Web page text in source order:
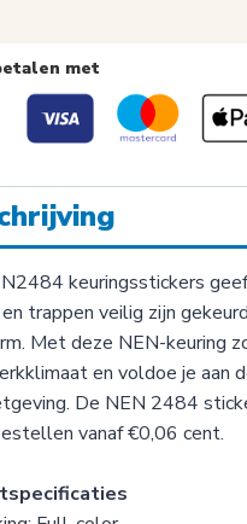
met
keuringsstickers
trappen veilig zijn
Met deze NEN-keuring
en voldoe je aan
De NEN 2484
vanaf €0,06 cent.